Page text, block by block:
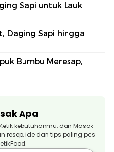
Sapi untuk Lauk
Daging Sapi hingga
Bumbu Meresap,
Apa
kebutuhanmu, dan Masak
resep, ide dan tips paling pas